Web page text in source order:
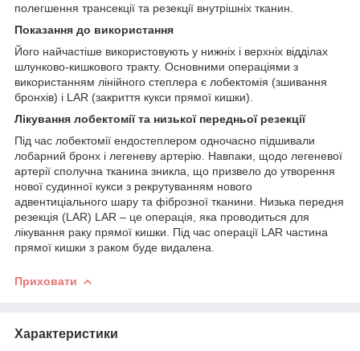
полегшення трансекції та резекції внутрішніх тканин.
Показання до використання
Його найчастіше використовують у нижніх і верхніх відділах
шлунково-кишкового тракту. Основними операціями з
використанням лінійного степлера є лобектомія (зшивання
бронхів) і LAR (закриття кукси прямої кишки).
Лікування лобектомії та низької передньої резекції
Під час лобектомії ендостеплером одночасно підшивали
лобарний бронх і легеневу артерію. Навпаки, щодо легеневої
артерії сполучна тканина зникла, що призвело до утворення
нової судинної кукси з рекрутуванням нового
адвентиціального шару та фіброзної тканини. Низька передня
резекція (LAR) LAR – це операція, яка проводиться для
лікування раку прямої кишки. Під час операції LAR частина
прямої кишки з раком буде видалена.
Приховати
Характеристики